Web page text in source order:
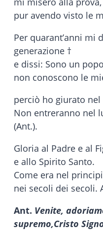
pur avendo visto le
Per quarant’anni mi
generazione †
e dissi: Sono un
non conoscono le
perciò ho giurato
Non entreranno nel
(Ant.).
Gloria al Padre e al
e allo Spirito Santo.
Come era nel
nei secoli dei secoli.
Ant. Venite,
supremo,Cristo